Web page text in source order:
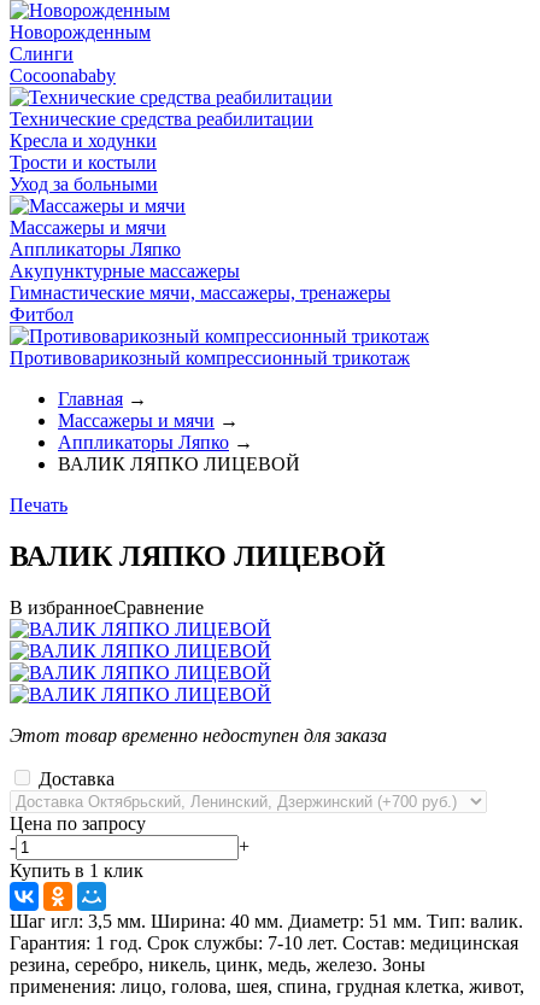
Новорожденным
Слинги
Cocoonababy
Технические средства реабилитации
Кресла и ходунки
Трости и костыли
Уход за больными
Массажеры и мячи
Аппликаторы Ляпко
Акупунктурные массажеры
Гимнастические мячи, массажеры, тренажеры
Фитбол
Противоварикозный компрессионный трикотаж
Главная →
Массажеры и мячи →
Аппликаторы Ляпко →
ВАЛИК ЛЯПКО ЛИЦЕВОЙ
Печать
ВАЛИК ЛЯПКО ЛИЦЕВОЙ
В избранноеСравнение
Этот товар временно недоступен для заказа
Доставка
Цена по запросу
-
+
Купить в 1 клик
Шаг игл: 3,5 мм. Ширина: 40 мм. Диаметр: 51 мм. Тип: валик.
Гарантия: 1 год. Срок службы: 7-10 лет. Состав: медицинская
резина, серебро, никель, цинк, медь, железо. Зоны
применения: лицо, голова, шея, спина, грудная клетка, живот,